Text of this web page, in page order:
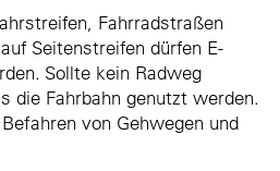
Fahrradstraßen
Seitenstreifen dürfen E-
Sollte kein Radweg
die Fahrbahn genutzt werden.
von Gehwegen und